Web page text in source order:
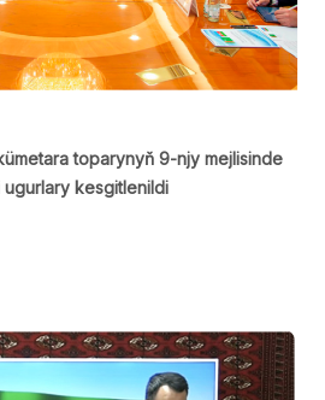
toparynyň 9-njy mejlisinde
kesgitlenildi